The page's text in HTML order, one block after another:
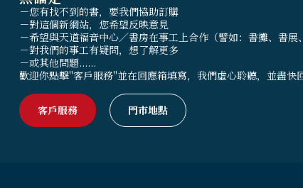
－您有找不到的書，要我們協助訂購
－對這個新網站，您希望反映意見
－希望與天道福音中心／書房在事工上合作（譬如：書攤、書展
－對我們的事工有疑問，想了解更多
－或其他問題......
歡迎你點擊"客戶服務"並在回應箱填寫，我們虛心聆聽，並盡快
客戶服務 門市地點